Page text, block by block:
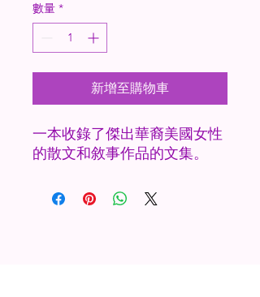
數量 *
新增至購物車
一本收錄了傑出華裔美國女性
的散文和敘事作品的文集。